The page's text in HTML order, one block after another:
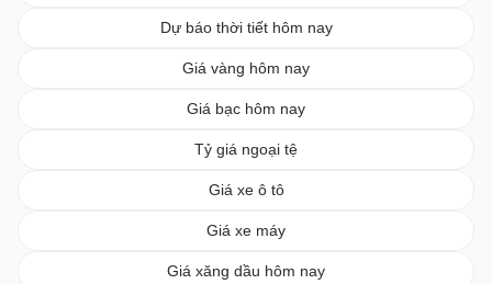
Dự báo thời tiết hôm nay
Giá vàng hôm nay
Giá bạc hôm nay
Tỷ giá ngoại tệ
Giá xe ô tô
Giá xe máy
Giá xăng dầu hôm nay